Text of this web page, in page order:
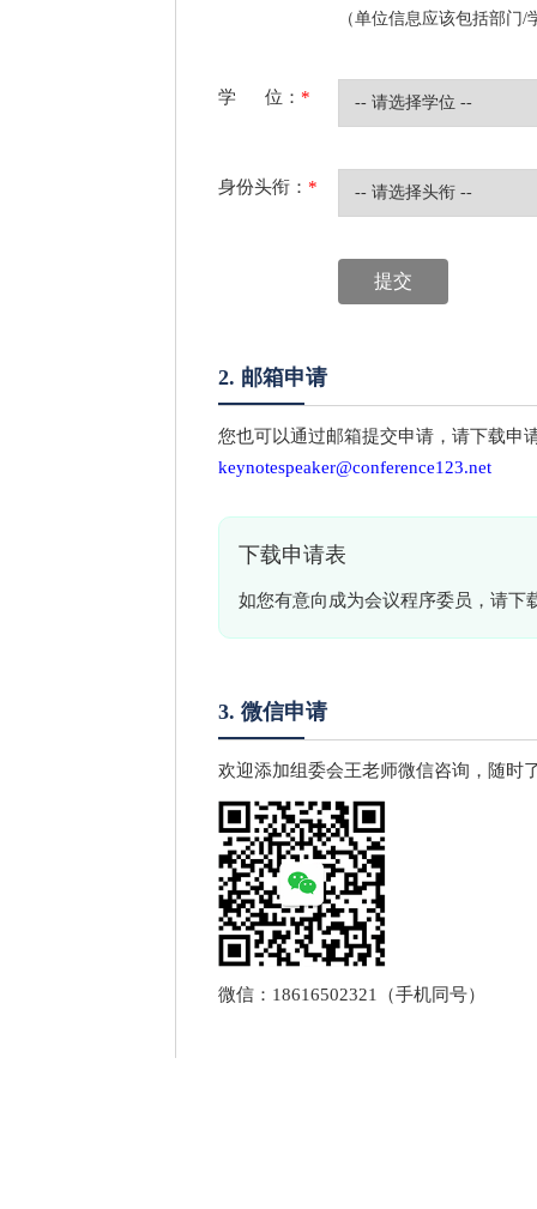
（单位信息应该包括部门
学 位： *
身份头衔： *
2. 邮箱申请
您也可以通过邮箱提交申请，请下载申
keynotespeaker@conference123.net
下载申请表
如您有意向成为会议程序委员，请下
3. 微信申请
欢迎添加组委会王老师微信咨询，随时
微信：18616502321（手机同号）